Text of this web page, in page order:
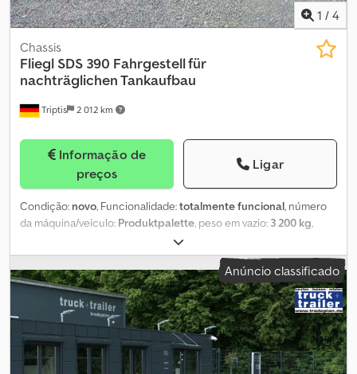
1 / 4
Triptis 2 012 km
Chassis
Fliegl SDS 390 Fahrgestell für
nachträglichen Tankaufbau
Informação de
preços
Ligar
Condição: novo, Funcionalidade:totalmente funcional, número
da máquina/veículo: Produktpalette , peso em vazio: 3 200 kg
35 800 kg, peso total:
configuração de eixo:3 eixos, tamanho do pneu:385/65 r22.5,
Solução de transporte sob medida Dsdsi Riwqjpfx Am Rjkr
Configure seu veículo Fliegl conforme suas necessidades. O
veículo mostrado serve apenas como exemplo. A produção e o
equipamento são realizados conforme a solicitação individual do
cliente. Mais informações: Construção soldada em aço de grão
fino, estrutura leve, placa de sela com pino-rei duplo substituível
Anúncio classificado